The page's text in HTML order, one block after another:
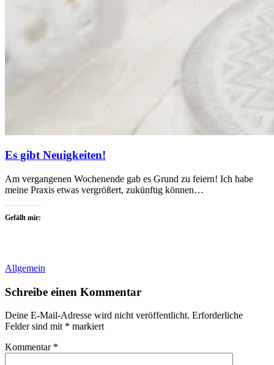
Es gibt Neuigkeiten!
Am vergangenen Wochenende gab es Grund zu feiern! Ich habe
meine Praxis etwas vergrößert, zukünftig können…
Gefällt mir:
Allgemein
Schreibe einen Kommentar
Deine E-Mail-Adresse wird nicht veröffentlicht. Erforderliche
Felder sind mit * markiert
Kommentar *